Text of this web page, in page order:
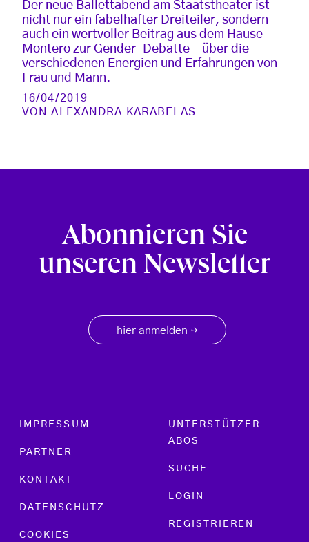
Der neue Ballettabend am Staatstheater ist
nicht nur ein fabelhafter Dreiteiler, sondern
auch ein wertvoller Beitrag aus dem Hause
Montero zur Gender-Debatte - über die
verschiedenen Energien und Erfahrungen von
Frau und Mann.
16/04/2019
VONALEXANDRA KARABELAS
Abonnieren Sie
unseren Newsletter
hier anmelden →
Footer menu
IMPRESSUM
PARTNER
KONTAKT
DATENSCHUTZ
COOKIES
UNTERSTÜTZER
ABOS
SUCHE
LOGIN
REGISTRIEREN